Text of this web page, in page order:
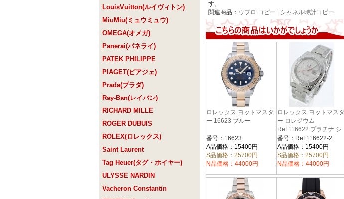
LouisVuitton(ルイヴィトン)
MiuMiu(ミュウミュウ)
OMEGA(オメガ)
Panerai(パネライ)
PATEK PHILIPPE
PIAGET(ピアジェ)
Prada(プラダ)
Ray-Ban(レイバン)
RICHARD MILLE
ROGER DUBUIS
ROLEX(ロレックス)
Saint Laurent
Tag Heuer(タグ・ホイヤー)
ULYSSE NARDIN
Vacheron Constantin
す。
関連商品： ウブロ コピー シャネル時計コピー
ロレックス ヨットマスタ
ー 16623 ブルー
番号：16623
A品価格：15400円
S品価格：25700円
N品価格：44000円
ロレックス ヨットマスタ
ー ロレジウム
Ref.116622 プラチナ シ
ルバー メンズ
番号：Ref.116622-2
A品価格：15400円
S品価格：25700円
N品価格：44000円